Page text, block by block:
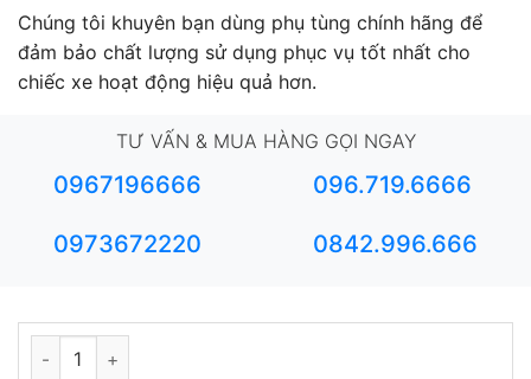
Chúng tôi khuyên bạn dùng phụ tùng chính hãng để
đảm bảo chất lượng sử dụng phục vụ tốt nhất cho
chiếc xe hoạt động hiệu quả hơn.
TƯ VẤN & MUA HÀNG GỌI NGAY
0967196666 096.719.6666
0973672220 0842.996.666
CÀNG A PEUGEOT 408 số lượng